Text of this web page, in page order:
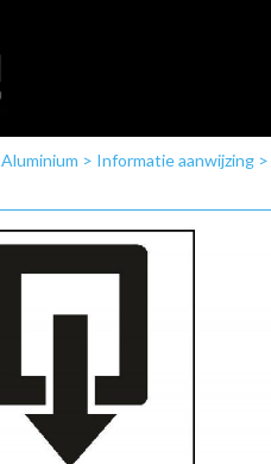
Aluminium > Informatie aanwijzing>